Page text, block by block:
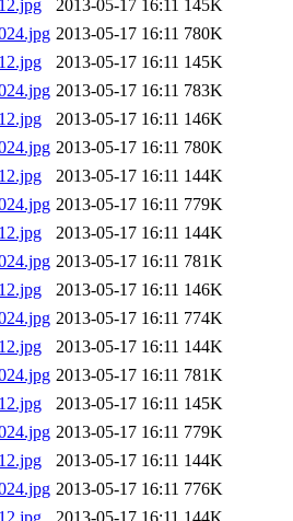
2013-05-17 16:11 145K
2013-05-17 16:11 780K
2013-05-17 16:11 145K
2013-05-17 16:11 783K
2013-05-17 16:11 146K
2013-05-17 16:11 780K
2013-05-17 16:11 144K
2013-05-17 16:11 779K
2013-05-17 16:11 144K
2013-05-17 16:11 781K
2013-05-17 16:11 146K
2013-05-17 16:11 774K
2013-05-17 16:11 144K
2013-05-17 16:11 781K
2013-05-17 16:11 145K
2013-05-17 16:11 779K
2013-05-17 16:11 144K
2013-05-17 16:11 776K